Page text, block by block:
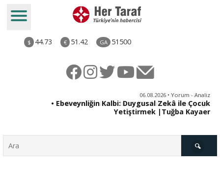
$ 44.73 € 51.42 GA 51500
06.08.2026 • Yorum - Analiz
• Ebeveynliğin Kalbi: Duygusal Zekâ ile Çocuk
Yetiştirmek |Tuğba Kayaer